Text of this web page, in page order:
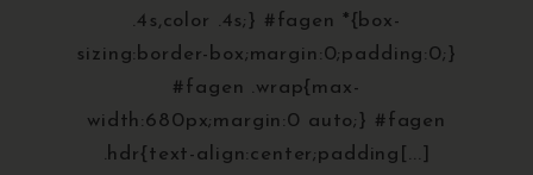
.4s,color .4s;} #fagen *{box-
sizing:border-box;margin:0;padding:0;}
#fagen .wrap{max-
width:680px;margin:0 auto;} #fagen
.hdr{text-align:center;padding[...]